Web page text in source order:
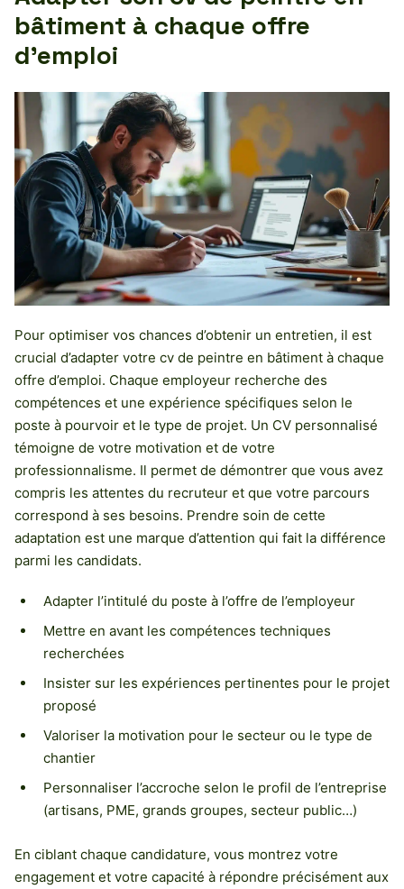
bâtiment à chaque offre
d’emploi
Pour optimiser vos chances d’obtenir un entretien, il est
crucial d’adapter votre cv de peintre en bâtiment à chaque
offre d’emploi. Chaque employeur recherche des
compétences et une expérience spécifiques selon le
poste à pourvoir et le type de projet. Un CV personnalisé
témoigne de votre motivation et de votre
professionnalisme. Il permet de démontrer que vous avez
compris les attentes du recruteur et que votre parcours
correspond à ses besoins. Prendre soin de cette
adaptation est une marque d’attention qui fait la différence
parmi les candidats.
Adapter l’intitulé du poste à l’offre de l’employeur
Mettre en avant les compétences techniques
recherchées
Insister sur les expériences pertinentes pour le projet
proposé
Valoriser la motivation pour le secteur ou le type de
chantier
Personnaliser l’accroche selon le profil de l’entreprise
(artisans, PME, grands groupes, secteur public…)
En ciblant chaque candidature, vous montrez votre
engagement et votre capacité à répondre précisément aux